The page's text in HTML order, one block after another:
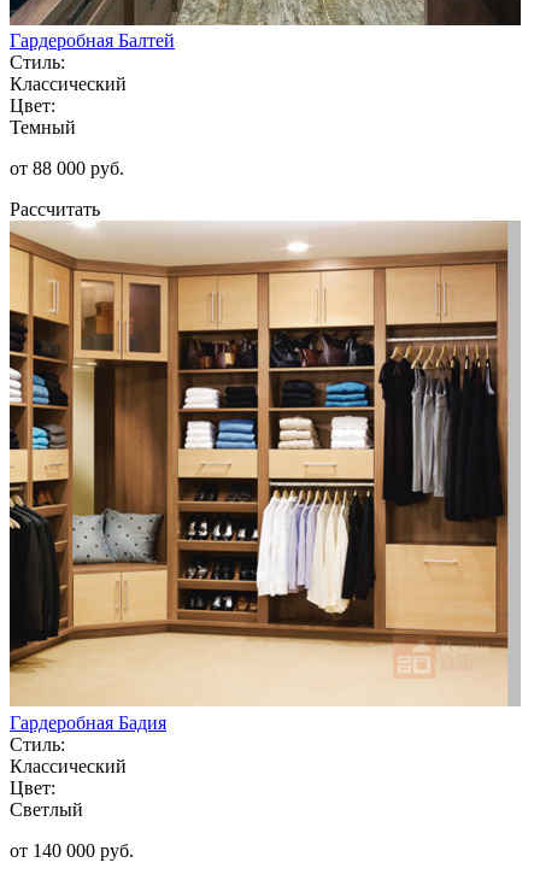
Гардеробная Балтей
Стиль:
Классический
Цвет:
Темный
от 88 000 руб.
Рассчитать
Гардеробная Бадия
Стиль:
Классический
Цвет:
Светлый
от 140 000 руб.